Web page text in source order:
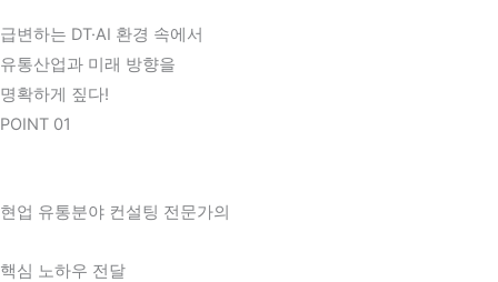
급변하는 DT·AI 환경 속에서
유통산업과 미래 방향을
명확하게 짚다!
POINT 01
현업 유통분야 컨설팅 전문가의
핵심 노하우 전달